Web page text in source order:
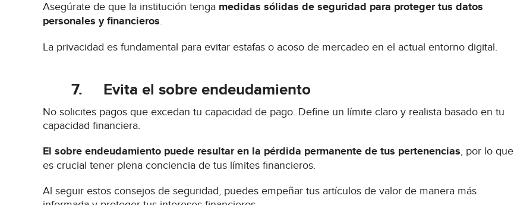
Asegúrate de que la institución tenga medidas sólidas de seguridad para proteger tus datos
personales y financieros.
La privacidad es fundamental para evitar estafas o acoso de mercadeo en el actual entorno digital.
7. Evita el sobre endeudamiento
No solicites pagos que excedan tu capacidad de pago. Define un límite claro y realista basado en tu
capacidad financiera.
El sobre endeudamiento puede resultar en la pérdida permanente de tus pertenencias, por lo que
es crucial tener plena conciencia de tus límites financieros.
Al seguir estos consejos de seguridad, puedes empeñar tus artículos de valor de manera más